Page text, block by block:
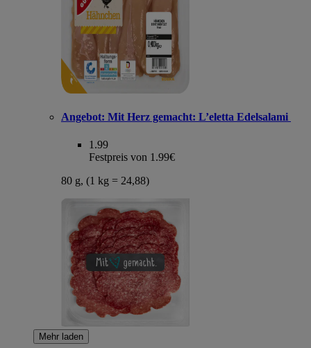
Angebot: Mit Herz gemacht: L’eletta Edelsalami
1.99
Festpreis von 1.99€
80 g, (1 kg = 24,88)
Mehr laden